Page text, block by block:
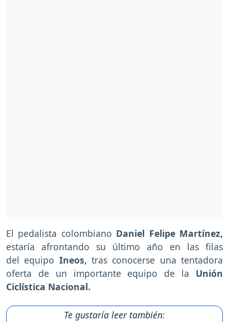
El pedalista colombiano Daniel Felipe Martínez,
estaría afrontando su último año en las filas
del equipo Ineos, tras conocerse una tentadora
oferta de un importante equipo de la Unión
Ciclística Nacional.
Te gustaría leer también: